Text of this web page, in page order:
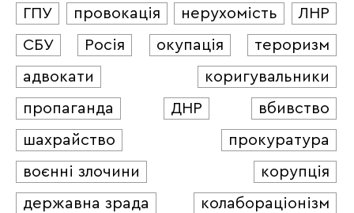
ГПУ
провокація нерухомість
ЛНР
СБУ
Росія окупація
тероризм
адвокати
коригувальники
пропаганда
ДНР
вбивство
шахрайство
прокуратура
воєнні злочини
корупція
державна зрада
колабораціонізм